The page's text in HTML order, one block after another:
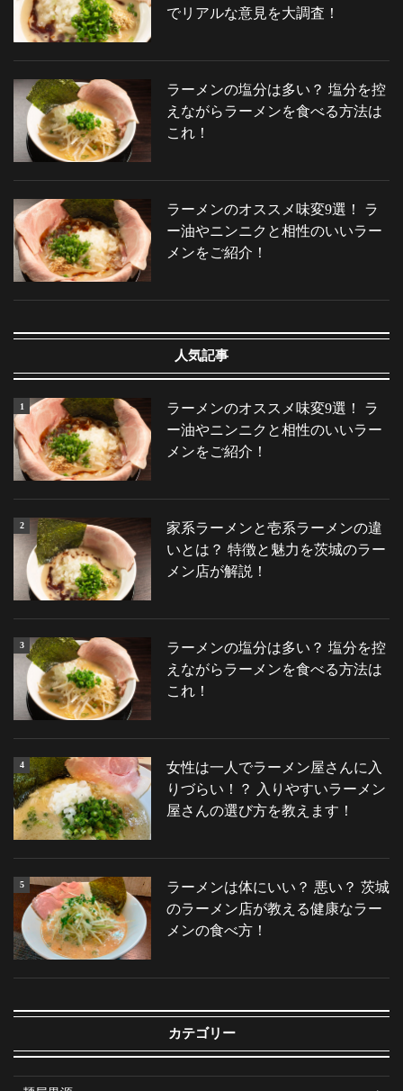
特徴
おしながき
オーダーの流れ
店舗情報
ブログ
求人情報
お問い合わせ
でリアルな意見を大調査！
ラーメンの塩分は多い？ 塩分を控
えながらラーメンを食べる方法は
これ！
ラーメンのオススメ味変9選！ ラ
ー油やニンニクと相性のいいラー
メンをご紹介！
人気記事
ラーメンのオススメ味変9選！ ラ
ー油やニンニクと相性のいいラー
メンをご紹介！
家系ラーメンと壱系ラーメンの違
いとは？ 特徴と魅力を茨城のラー
メン店が解説！
ラーメンの塩分は多い？ 塩分を控
えながらラーメンを食べる方法は
これ！
女性は一人でラーメン屋さんに入
りづらい！？ 入りやすいラーメン
屋さんの選び方を教えます！
ラーメンは体にいい？ 悪い？ 茨城
のラーメン店が教える健康なラー
メンの食べ方！
カテゴリー